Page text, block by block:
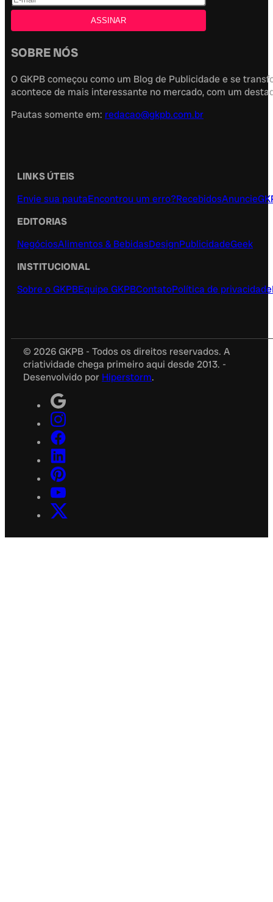
SOBRE NÓS
O GKPB começou como um Blog de Publicidade e se
acontece de mais interessante no mercado, com um
Pautas somente em: redacao@gkpb.com.br
LINKS ÚTEIS
Envie sua pautaEncontrou um erro?RecebidosAnuncie
EDITORIAS
NegóciosAlimentos & BebidasDesignPublicidadeGeek
INSTITUCIONAL
Sobre o GKPBEquipe GKPBContatoPolítica de privacidade
© 2026 GKPB - Todos os direitos reservados. A
criatividade chega primeiro aqui desde 2013. -
Desenvolvido por Hiperstorm.